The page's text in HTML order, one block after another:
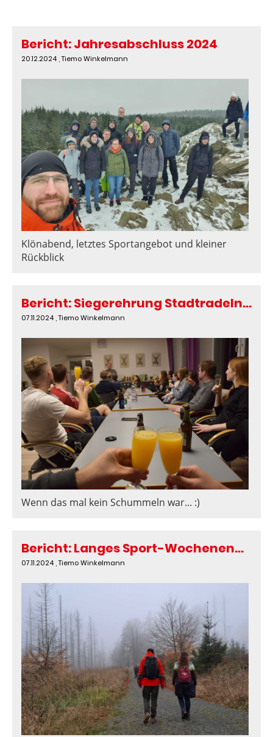
Bericht: Jahresabschluss 2024
20.12.2024 , Tiemo Winkelmann
Klönabend, letztes Sportangebot und kleiner
Rückblick
Bericht: Siegerehrung Stadtradeln 2024 am 2. Vereinsgeburtstag
07.11.2024 , Tiemo Winkelmann
Wenn das mal kein Schummeln war... :)
Bericht: Langes Sport-Wochenende in St. Andreasberg / Harz 2024
07.11.2024 , Tiemo Winkelmann